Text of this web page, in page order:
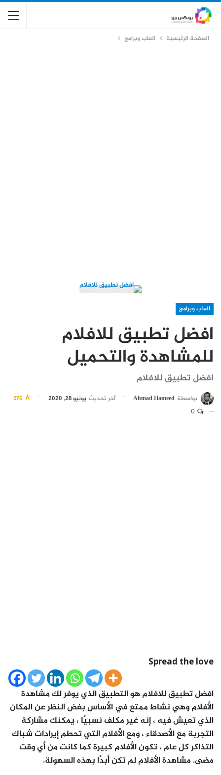
الصفحة الرئيسية العاب وبرامج
العاب وبرامج
افضل تطبيق للافلام
للمشاهدة والتحميل
افضل تطبيق للافلام
بواسطة Ahmad Hameed آخر تحديث يونيو 28, 2020
Spread the love
افضل تطبيق للافلام هو التطبيق الذي يوفر لك مشاهدة
الأفلام وهي نشاط ممتع في الأساس بغض النظر عن المكان
الذي تعيش فيه ، إنه غير مكلف نسبيًا ، يمكنك مشاركة
التجربة مع الأصدقاء ، ومع الأفلام التي تحطم إيرادات شباك
التذاكر كل عام ، تكون الأفلام كبيرة كما كانت من أي وقت
مضى. مشاهدة الأفلام لم تكن أبدًا بهذه السهولة.